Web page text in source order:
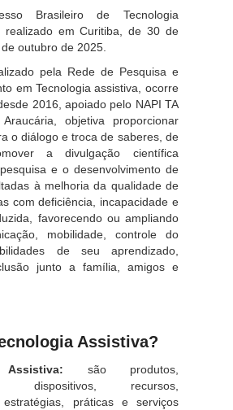
Brasileiro de Tecnologia
realizado em Curitiba, de 30 de
outubro de 2025.
pela Rede de Pesquisa e
em Tecnologia assistiva, ocorre
2016, apoiado pelo NAPI TA
objetiva proporcionar
o diálogo e troca de saberes, de
a divulgação científica
e o desenvolvimento de
à melhoria da qualidade de
com deficiência, incapacidade e
favorecendo ou ampliando
mobilidade, controle do
de seu aprendizado,
junto a família, amigos e
Assistiva?
são produtos,
dispositivos, recursos,
estratégias, práticas e serviços